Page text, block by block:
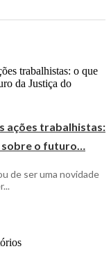
ações trabalhistas:
o futuro…
de ser uma novidade